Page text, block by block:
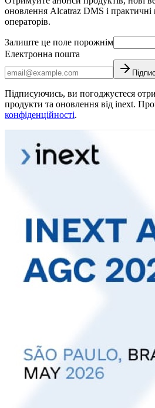
оновлення Alcatraz DMS і практичні
операторів.
Залиште це поле порожнім
Електронна пошта
Підписуючись, ви погоджуєтеся
продукти та оновлення від inext.
конфіденційності.